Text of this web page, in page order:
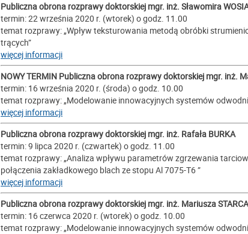
Publiczna obrona rozprawy doktorskiej mgr. inż. Sławomira
termin: 22 września 2020 r. (wtorek) o godz. 11.00
temat rozprawy: „Wpływ teksturowania metodą obróbki
trących”
więcej informacji
NOWY TERMIN Publiczna obrona rozprawy doktorskiej mgr. inż.
termin: 16 września 2020 r. (środa) o godz. 10.00
temat rozprawy: „Modelowanie innowacyjnych systemów
więcej informacji
Publiczna obrona rozprawy doktorskiej mgr. inż. Rafała BURKA
termin: 9 lipca 2020 r. (czwartek) o godz. 11.00
temat rozprawy: „Analiza wpływu parametrów zgrzewania
połączenia zakładkowego blach ze stopu Al 7075-T6 ”
więcej informacji
Publiczna obrona rozprawy doktorskiej mgr. inż. Mariusza STARCA
termin: 16 czerwca 2020 r. (wtorek) o godz. 10.00
temat rozprawy: „Modelowanie innowacyjnych systemów